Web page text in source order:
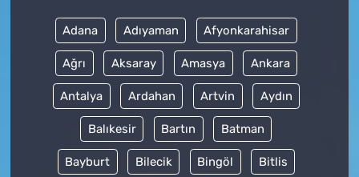
Adana Adıyaman Afyonkarahisar
Ağrı Aksaray Amasya Ankara
Antalya Ardahan Artvin Aydın
Balıkesir Bartın Batman
Bayburt Bilecik Bingöl Bitlis